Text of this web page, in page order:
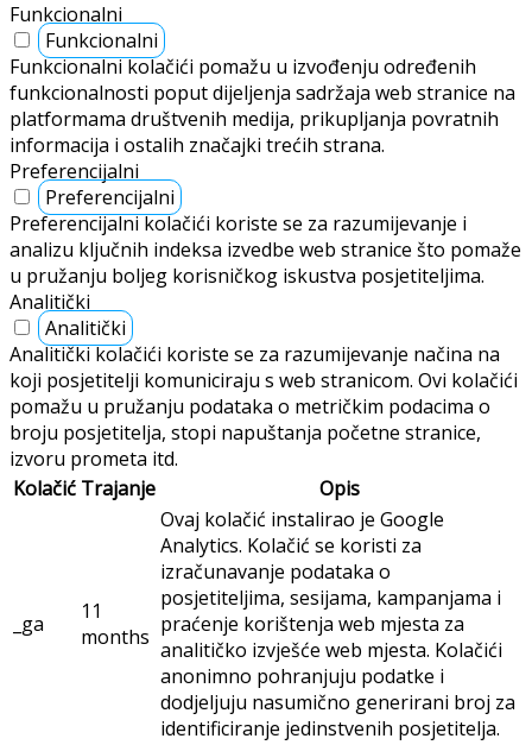
Funkcionalni
Funkcionalni
Funkcionalni kolačići pomažu u izvođenju određenih
funkcionalnosti poput dijeljenja sadržaja web stranice na
platformama društvenih medija, prikupljanja povratnih
informacija i ostalih značajki trećih strana.
Preferencijalni
Preferencijalni
Preferencijalni kolačići koriste se za razumijevanje i
analizu ključnih indeksa izvedbe web stranice što pomaže
u pružanju boljeg korisničkog iskustva posjetiteljima.
Analitički
Analitički
Analitički kolačići koriste se za razumijevanje načina na
koji posjetitelji komuniciraju s web stranicom. Ovi kolačići
pomažu u pružanju podataka o metričkim podacima o
broju posjetitelja, stopi napuštanja početne stranice,
izvoru prometa itd.
Kolačić Trajanje Opis
_ga
11
months
Ovaj kolačić instalirao je Google
Analytics. Kolačić se koristi za
izračunavanje podataka o
posjetiteljima, sesijama, kampanjama i
praćenje korištenja web mjesta za
analitičko izvješće web mjesta. Kolačići
anonimno pohranjuju podatke i
dodjeljuju nasumično generirani broj za
identificiranje jedinstvenih posjetitelja.